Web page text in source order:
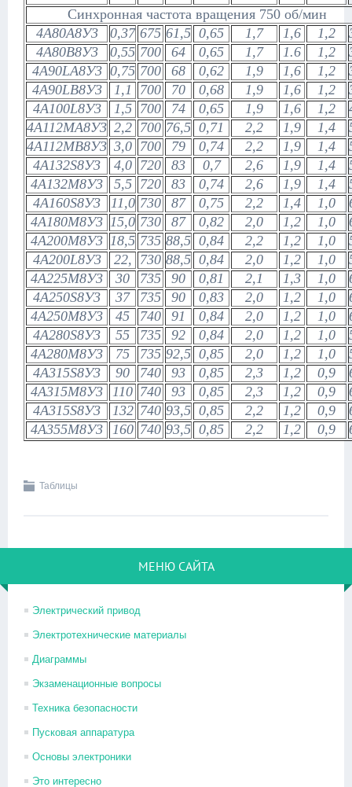
Синхронная частота вращения 750 об/мин
4А80А8У3
0,37 675 61,5 0,65 1,7 1,6 1,2
4А80В8У3
0,55 700 64 0,65 1,7 1.6 1,2
4A90LA8У3 0,75 700 68 0,62 1,9 1,6 1,2
4A90LB8У3
1,1 700 70 0,68 1,9 1,6 1,2
4A100L8У3
1,5 700 74 0,65 1,9 1,6 1,2
4А112МА8У3 2,2 700 76,5 0,71 2,2 1,9 1,4
4А112МВ8У3 3,0 700 79 0,74 2,2 1,9 1,4
4A132S8У3
4,0 720 83 0,7 2,6 1,9 1,4
4А132М8У3
5,5 720 83 0,74 2,6 1,9 1,4
4A160S8У3
11,0 730 87 0,75 2,2 1,4 1,0
4А180М8У3 15,0 730 87 0,82 2,0 1,2 1,0
4А200М8У3 18,5 735 88,5 0,84 2,2 1,2 1,0
4A200L8У3
22, 730 88,5 0,84 2,0 1,2 1,0
4А225М8У3
30 735 90 0,81 2,1 1,3 1,0
4A250S8У3
37 735 90 0,83 2,0 1,2 1,0
4А250М8У3
45 740 91 0,84 2,0 1,2 1,0
4A280S8У3
55 735 92 0,84 2,0 1,2 1,0
4А280М8У3
75 735 92,5 0,85 2,0 1,2 1,0
4A315S8У3
90 740 93 0,85 2,3 1,2 0,9
4А315М8У3 110 740 93 0,85 2,3 1,2 0,9
4A315S8У3
132 740 93,5 0,85 2,2 1,2 0,9
4А355М8У3 160 740 93,5 0,85 2,2 1,2 0,9
Таблицы
МЕНЮ САЙТА
Электрический привод
Электротехнические материалы
Диаграммы
Экзаменационные вопросы
Техника безопасности
Пусковая аппаратура
Основы электроники
Это интересно